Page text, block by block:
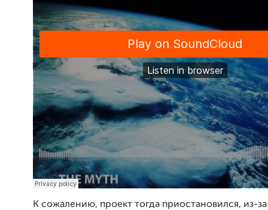
К сожалению, проект тогда приостановился, из-